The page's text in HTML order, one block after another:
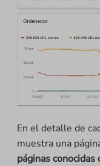
En el detalle de
muestra una
páginas